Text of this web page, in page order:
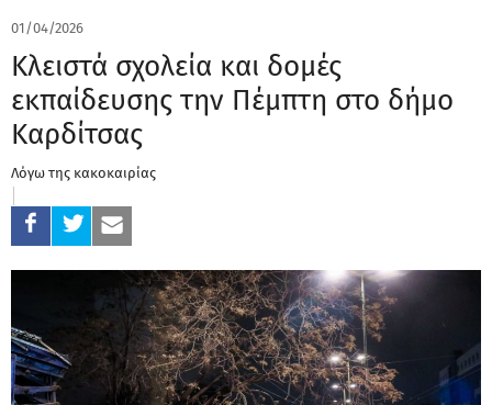
01/04/2026
Κλειστά σχολεία και δομές
εκπαίδευσης την Πέμπτη στο δήμο
Καρδίτσας
Λόγω της κακοκαιρίας